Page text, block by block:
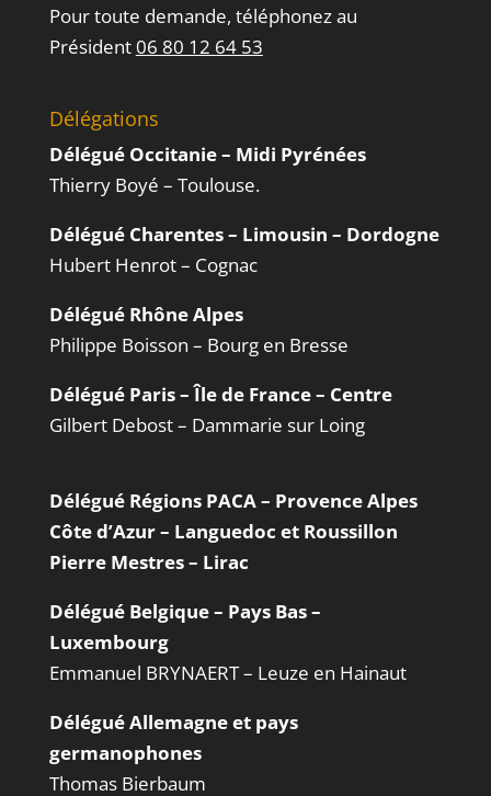
Pour toute demande, téléphonez au
Président06 80 12 64 53
Délégations
Délégué Occitanie – Midi Pyrénées
Thierry Boyé – Toulouse.
Délégué Charentes – Limousin – Dordogne
Hubert Henrot – Cognac
Délégué Rhône Alpes
Philippe Boisson – Bourg en Bresse
Délégué Paris – Île de France – Centre
Gilbert Debost – Dammarie sur Loing
Délégué Régions PACA – Provence Alpes
Côte d’Azur – Languedoc et Roussillon
Pierre Mestres – Lirac
Délégué Belgique – Pays Bas –
Luxembourg
Emmanuel BRYNAERT – Leuze en Hainaut
Délégué Allemagne et pays
germanophones
Thomas Bierbaum